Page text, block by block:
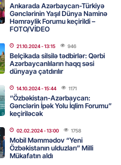
Azərbaycanla bağlı tapşırıq
hərəkətə keçdi
kartını indi sifariş
komissiyasız
- 15:07 90
sədr müavinini AZCON
Ankarada Azərbaycan-Türkiyə
Gənclərinin Yaşıl Dünya Naminə
Həmrəylik Forumu keçirildi –
FOTO/VİDEO
21.10.2024- 13:15 946
Belçikada silsilə tədbirlər: Qərbi
Azərbaycanlıların haqq səsi
dünyaya çatdırılır
14.10.2024- 15:44 1171
“Özbəkistan-Azərbaycan:
Gənclərin İpək Yolu İqlim Forumu”
keçiriləcək
02.02.2024- 13:00 1758
Mobil Məmmədov “Yeni
Özbəkistanın ulduzları” Milli
Mükafatın aldı